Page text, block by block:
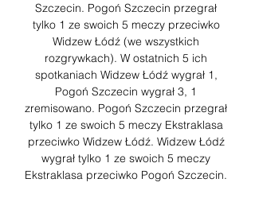
Szczecin. Pogoń Szczecin przegrał
tylko 1 ze swoich 5 meczy przeciwko
Widzew Łódź (we wszystkich
rozgrywkach). W ostatnich 5 ich
spotkaniach Widzew Łódź wygrał 1,
Pogoń Szczecin wygrał 3, 1
zremisowano. Pogoń Szczecin przegrał
tylko 1 ze swoich 5 meczy Ekstraklasa
przeciwko Widzew Łódź. Widzew Łódź
wygrał tylko 1 ze swoich 5 meczy
Ekstraklasa przeciwko Pogoń Szczecin.